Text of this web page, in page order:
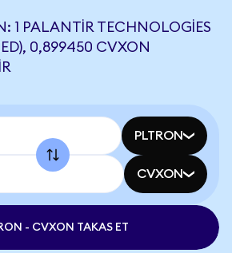
1 PALANTIR TECHNOLOGIES
0,899450 CVXON
PLTRON
CVXON
- CVXON TAKAS ET